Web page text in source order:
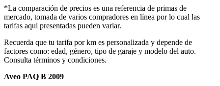
*La comparación de precios es una referencia de primas de
mercado, tomada de varios compradores en línea por lo cual las
tarifas aqui presentadas pueden variar.
Recuerda que tu tarifa por km es personalizada y depende de
factores como: edad, género, tipo de garaje y modelo del auto.
Consulta términos y condiciones.
Aveo PAQ B 2009